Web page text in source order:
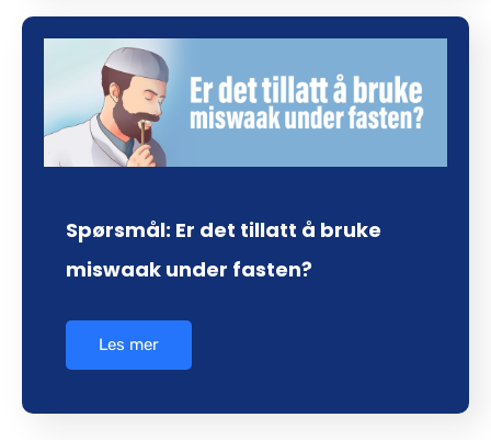
Spørsmål: Er det tillatt å bruke
miswaak under fasten?
Les mer